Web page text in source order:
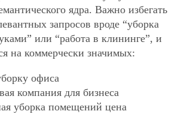
ядра. Важно избегать
запросов вроде “уборка
или “работа в клининге”, и
на коммерчески значимых:
офиса
компания для бизнеса
уборка помещений цена